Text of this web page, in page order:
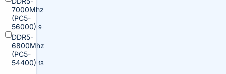
7000Mhz
(PC5-
56000) 9
DDR5-
6800Mhz
(PC5-
54400) 18